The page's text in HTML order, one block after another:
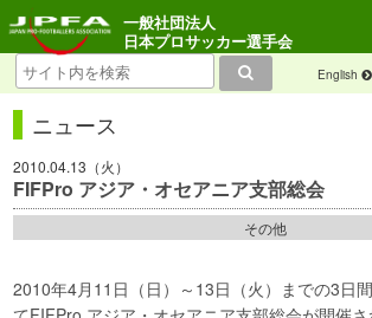
English
一般社団法人
日本プロサッカー選手会
ニュース
2010.04.13（火）
FIFPro アジア・オセアニア支部総会
その他
2010年4月11日（日）～13日（火）までの3日